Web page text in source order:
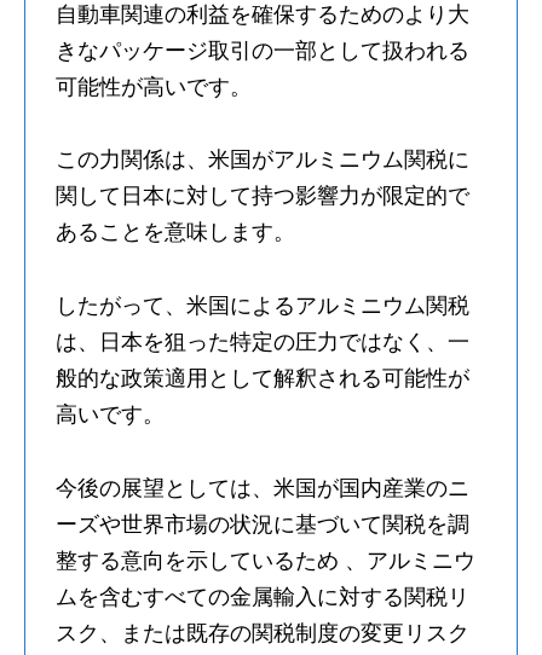
自動車関連の利益を確保するためのより大
きなパッケージ取引の一部として扱われる
可能性が高いです。
この力関係は、米国がアルミニウム関税に
関して日本に対して持つ影響力が限定的で
あることを意味します。
したがって、米国によるアルミニウム関税
は、日本を狙った特定の圧力ではなく、一
般的な政策適用として解釈される可能性が
高いです。
今後の展望としては、米国が国内産業のニ
ーズや世界市場の状況に基づいて関税を調
整する意向を示しているため 、アルミニウ
ムを含むすべての金属輸入に対する関税リ
スク、または既存の関税制度の変更リスク